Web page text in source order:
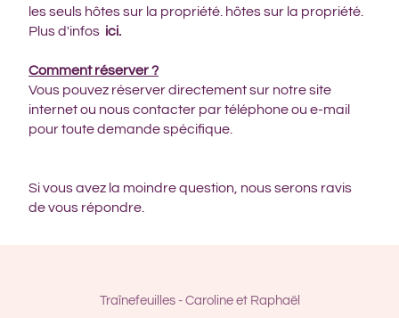
les seuls hôtes sur la propriété. hôtes sur la propriété.
Plus d'infos ici.
Comment réserver ?
Vous pouvez réserver directement sur notre site
internet ou nous contacter par téléphone ou e-mail
pour toute demande spécifique.
Si vous avez la moindre question, nous serons ravis
de vous répondre.
Traînefeuilles - Caroline et Raphaël